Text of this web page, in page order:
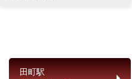
田町駅